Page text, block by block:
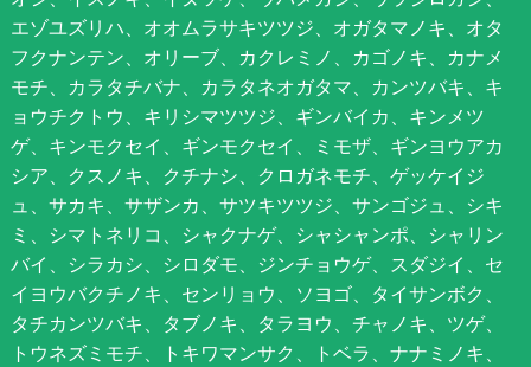
エゾユズリハ、オオムラサキツツジ、オガタマノキ、オタ
フクナンテン、オリーブ、カクレミノ、カゴノキ、カナメ
モチ、カラタチバナ、カラタネオガタマ、カンツバキ、キ
ョウチクトウ、キリシマツツジ、ギンバイカ、キンメツ
ゲ、キンモクセイ、ギンモクセイ、ミモザ、ギンヨウアカ
シア、クスノキ、クチナシ、クロガネモチ、ゲッケイジ
ュ、サカキ、サザンカ、サツキツツジ、サンゴジュ、シキ
ミ、シマトネリコ、シャクナゲ、シャシャンポ、シャリン
バイ、シラカシ、シロダモ、ジンチョウゲ、スダジイ、セ
イヨウバクチノキ、センリョウ、ソヨゴ、タイサンボク、
タチカンツバキ、タブノキ、タラヨウ、チャノキ、ツゲ、
トウネズミモチ、トキワマンサク、トベラ、ナナミノキ、